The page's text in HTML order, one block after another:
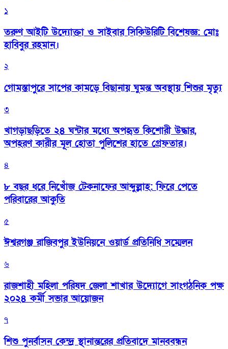
১
তরুণ আইটি উদ্যোক্তা ও সাইবার সিকিউরিটি বিশেষজ্ঞ: মোঃ
হাবিবুর রহমান।
২
গোমস্তাপুরে সাপের কামড়ে বিছানায় ঘুমন্ত অবস্থায় শিশুর মৃত্যু
৩
খাগড়াছড়িতে ২৪ ঘন্টার মধ্যে অপহৃত কিশোরী উদ্ধার,
অপহরণ কারীর মূল হোতা পুলিশের হাতে গ্রেফতার।
৪
৮ বছর ধরে নিখোঁজ টেকনাফের আব্দুল্লাহ: ফিরে পেতে
পরিবারের আকুতি
৫
ঈশ্বরগঞ্জ রাজিবপুর ইউনিয়নে ওয়ার্ড প্রতিনিধি সম্মেলন
৬
রাজশাহী মহিলা পরিষদ জেলা শাখার উদ্যোগে সাংগঠনিক পক্ষ
২০২৪ কর্মী সভার আয়োজন
৭
শিশু পুনর্বাসন কেন্দ্র স্থানান্তরের প্রতিবাদে মানববন্ধন